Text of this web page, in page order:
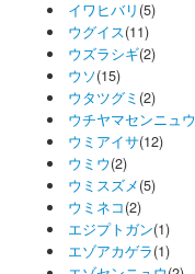
イワヒバリ (5)
ウグイス(11)
ウズラシギ(2)
ウソ(15)
ウタツグミ (2)
ウチヤマセンニュウ
ウミアイサ(12)
ウミウ(2)
ウミスズメ(5)
ウミネコ(2)
エジプトガン(1)
エゾアカゲラ(1)